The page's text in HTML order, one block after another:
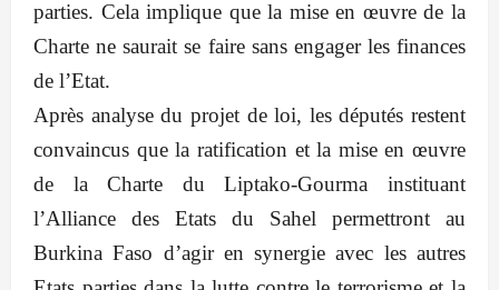
parties. Cela implique que la mise en œuvre de la
Charte ne saurait se faire sans engager les finances
de l’Etat.
Après analyse du projet de loi, les députés restent
convaincus que la ratification et la mise en œuvre
de la Charte du Liptako-Gourma instituant
l’Alliance des Etats du Sahel permettront au
Burkina Faso d’agir en synergie avec les autres